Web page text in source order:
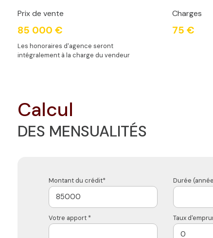
Prix de vente
85 000 €
Les honoraires d'agence seront
intégralement à la charge du vendeur
Charges
75 €
calcul
DES MENSUALITÉS
Montant du crédit* Durée
Votre apport * Taux